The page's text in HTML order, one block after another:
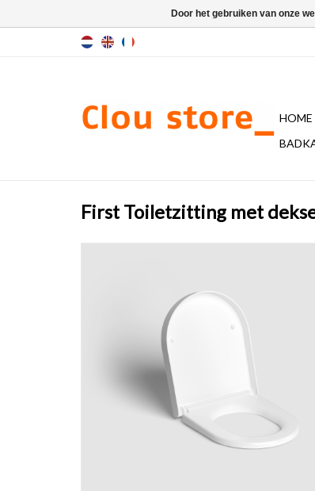
HOME
First Toiletzitting met
Door het gebruiken van onze